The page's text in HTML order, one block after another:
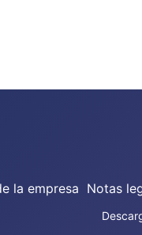
la empresa Notas